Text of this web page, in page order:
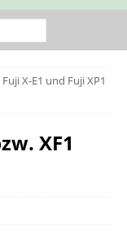
Fuji X-E1 und Fuji XP1
XF1